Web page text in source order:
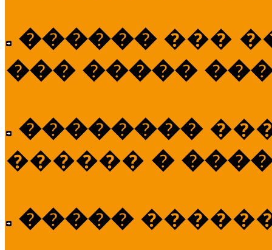
������ ���
��� �����
��������
������ �
�����